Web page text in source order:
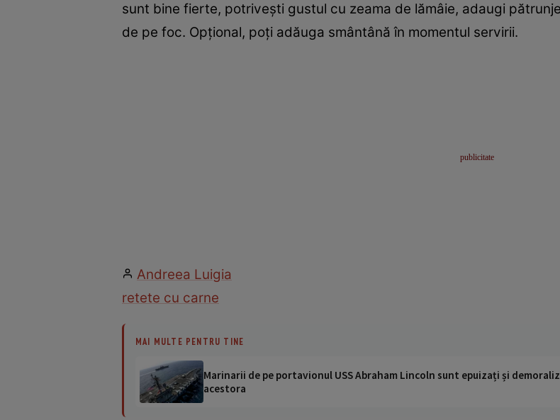
sunt bine fierte, potriveşti gustul cu zeama de lămâie, adaugi
de pe foc. Opţional, poţi adăuga smântână în momentul servirii.
Andreea Luigia
retete cu carne
MAI MULTE PENTRU TINE
Marinarii de pe portavionul USS Abraham Lincoln sunt epuizați și
acestora